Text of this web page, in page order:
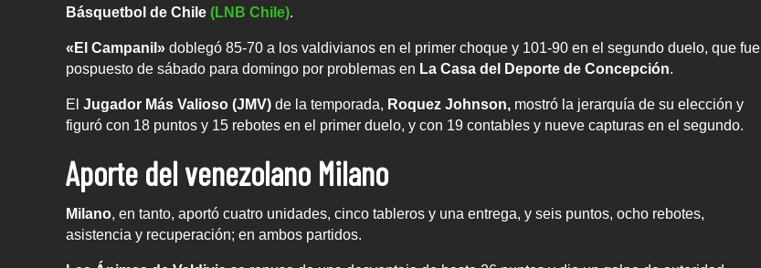
Básquetbol de Chile (LNB Chile).
«El Campanil» doblegó 85-70 a los valdivianos en el primer choque y 101-90 en el segundo duelo, que fue
pospuesto de sábado para domingo por problemas en La Casa del Deporte de Concepción.
El Jugador Más Valioso (JMV) de la temporada, Roquez Johnson, mostró la jerarquía de su elección y
figuró con 18 puntos y 15 rebotes en el primer duelo, y con 19 contables y nueve capturas en el segundo.
Aporte del venezolano Milano
Milano, en tanto, aportó cuatro unidades, cinco tableros y una entrega, y seis puntos, ocho rebotes,
asistencia y recuperación; en ambos partidos.